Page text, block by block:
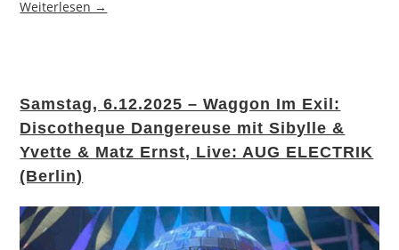
Weiterlesen →
Samstag, 6.12.2025 – Waggon Im Exil:
Discotheque Dangereuse mit Sibylle &
Yvette & Matz Ernst, Live: AUG ELECTRIK
(Berlin)